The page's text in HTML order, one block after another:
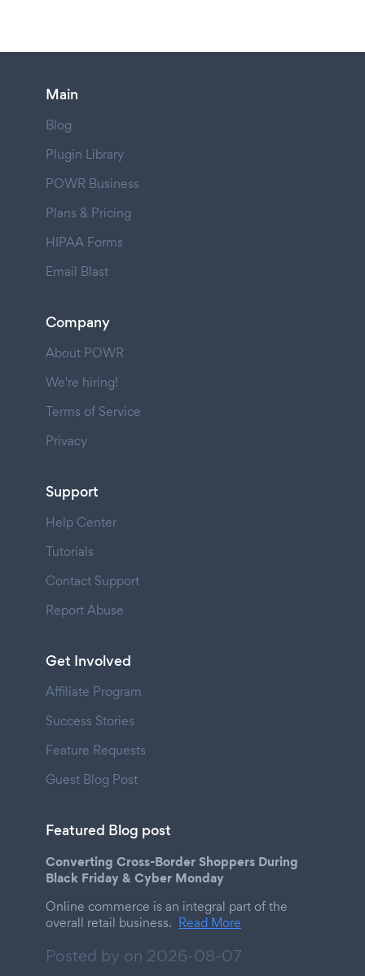
Main
Blog
Plugin Library
POWR Business
Plans & Pricing
HIPAA Forms
Email Blast
Company
About POWR
We're hiring!
Terms of Service
Privacy
Support
Help Center
Tutorials
Contact Support
Report Abuse
Get Involved
Affiliate Program
Success Stories
Feature Requests
Guest Blog Post
Featured Blog post
Converting Cross-Border Shoppers During
Black Friday & Cyber Monday
Online commerce is an integral part of the
overall retail business. Read More
Posted by on 2026-08-07